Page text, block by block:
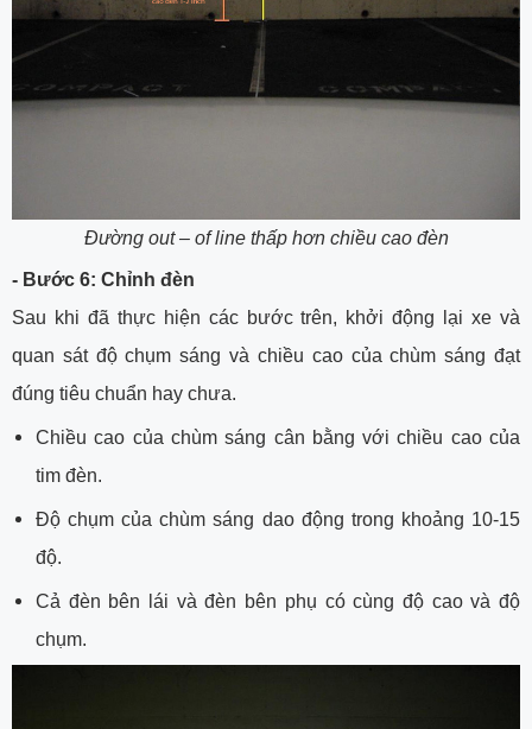
Đường out – of line thấp hơn chiều cao đèn
- Bước 6: Chỉnh đèn
Sau khi đã thực hiện các bước trên, khởi động lại xe và
quan sát độ chụm sáng và chiều cao của chùm sáng đạt
đúng tiêu chuẩn hay chưa.
Chiều cao của chùm sáng cân bằng với chiều cao của
tim đèn.
Độ chụm của chùm sáng dao động trong khoảng 10-15
độ.
Cả đèn bên lái và đèn bên phụ có cùng độ cao và độ
chụm.